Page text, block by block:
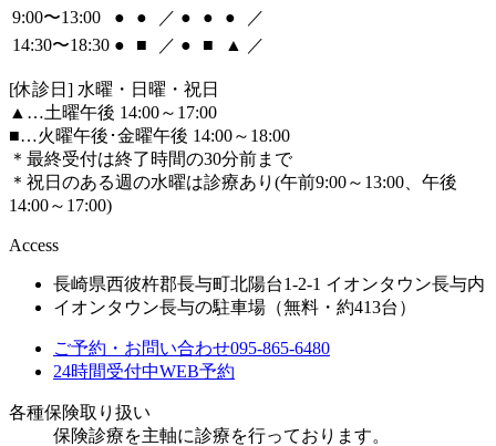
9:00〜13:00
● ● ／ ● ● ●
／
14:30〜18:30 ● ■ ／ ● ■ ▲ ／
[休診日] 水曜・日曜・祝日
▲ …土曜午後 14:00～17:00
■…火曜午後･金曜午後 14:00～18:00
＊最終受付は終了時間の30分前まで
＊祝日のある週の水曜は診療あり(午前9:00～13:00、午後
14:00～17:00)
Access
長崎県西彼杵郡長与町北陽台1-2-1 イオンタウン長与内
イオンタウン長与の駐車場（無料・約413台）
ご予約・お問い合わせ095-865-6480
24時間受付中WEB予約
各種保険取り扱い
保険診療を主軸に診療を行っております。